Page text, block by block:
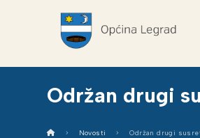
Održan drugi
Novosti Održan drugi